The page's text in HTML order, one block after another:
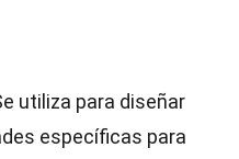
utiliza para diseñar
específicas para